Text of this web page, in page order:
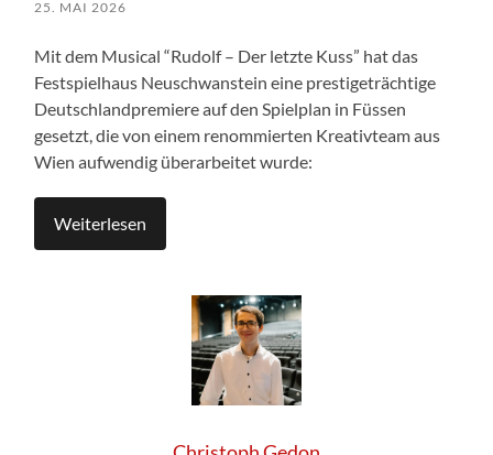
25. MAI 2026
Mit dem Musical “Rudolf – Der letzte Kuss” hat das
Festspielhaus Neuschwanstein eine prestigeträchtige
Deutschlandpremiere auf den Spielplan in Füssen
gesetzt, die von einem renommierten Kreativteam aus
Wien aufwendig überarbeitet wurde:
Weiterlesen